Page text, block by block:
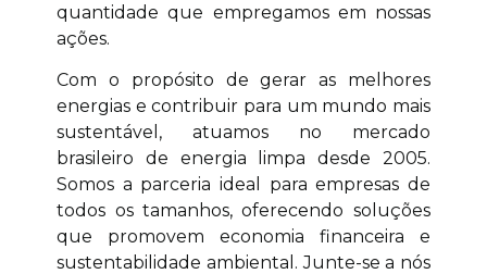
quantidade que empregamos em nossas
ações.
Com o propósito de gerar as melhores
energias e contribuir para um mundo mais
sustentável, atuamos no mercado
brasileiro de energia limpa desde 2005.
Somos a parceria ideal para empresas de
todos os tamanhos, oferecendo soluções
que promovem economia financeira e
sustentabilidade ambiental. Junte-se a nós